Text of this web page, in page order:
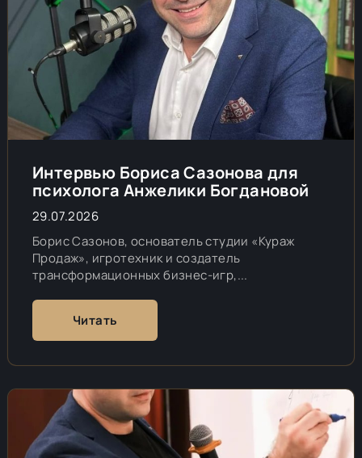
Интервью Бориса Сазонова для
психолога Анжелики Богдановой
29.07.2026
Борис Сазонов, основатель студии «Кураж
Продаж», игротехник и создатель
трансформационных бизнес-игр,...
Читать